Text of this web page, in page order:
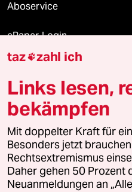
Aboservice
ePaper Login
Downloads für Abonnierende
© 2026 taz Verlags und
Alle Rechte vorbehalten. Bei
wenden Sie sich bitte an
Feedback
taz zahl ich
Links lesen,
bekämpfen
Mit doppelter Kraft für
Besonders jetzt
Rechtsextremismus
Daher gehen 50 Prozent
Neuanmeldungen an